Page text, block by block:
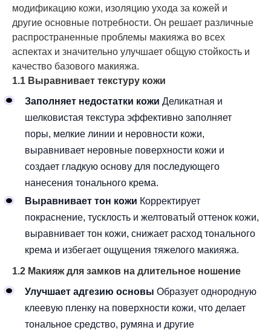
модификацию кожи, изоляцию ухода за кожей и
другие основные потребности. Он решает различные
распространенные проблемы макияжа во всех
аспектах и значительно улучшает общую стойкость и
качество базового макияжа.
1.1 Выравнивает текстуру кожи
Заполняет недостатки кожи Деликатная и
шелковистая текстура эффективно заполняет
поры, мелкие линии и неровности кожи,
выравнивает неровные поверхности кожи и
создает гладкую основу для последующего
нанесения тонального крема.
Выравнивает тон кожи Корректирует
покраснение, тусклость и желтоватый оттенок кожи,
выравнивает тон кожи, снижает расход тонального
крема и избегает ощущения тяжелого макияжа.
1.2 Макияж для замков на длительное ношение
Улучшает адгезию основы Образует однородную
клеевую пленку на поверхности кожи, что делает
тональное средство, румяна и другие